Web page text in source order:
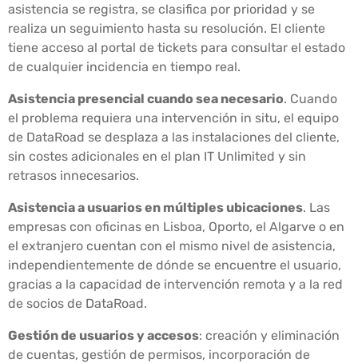
asistencia se registra, se clasifica por prioridad y se
realiza un seguimiento hasta su resolución. El cliente
tiene acceso al portal de tickets para consultar el estado
de cualquier incidencia en tiempo real.
Asistencia presencial cuando sea necesario. Cuando
el problema requiera una intervención in situ, el equipo
de DataRoad se desplaza a las instalaciones del cliente,
sin costes adicionales en el plan IT Unlimited y sin
retrasos innecesarios.
Asistencia a usuarios en múltiples ubicaciones. Las
empresas con oficinas en Lisboa, Oporto, el Algarve o en
el extranjero cuentan con el mismo nivel de asistencia,
independientemente de dónde se encuentre el usuario,
gracias a la capacidad de intervención remota y a la red
de socios de DataRoad.
Gestión de usuarios y accesos: creación y eliminación
de cuentas, gestión de permisos, incorporación de